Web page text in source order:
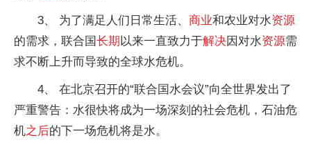
3、 为了满足人们日常生活、 商业和农业对水资源
的需求，联合国长期 以来一直致力于解决因对水资源需
求不断上升而导致的全球水危机。
4、 在北京召开的“联合国水会议”向全世界发出了
严重警告：水很快将成为一场深刻的社会危机，石油危
机之后的下一场危机将是水。